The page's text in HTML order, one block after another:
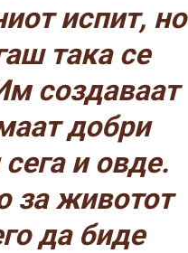
испит, но
така се
создаваат
добри
и овде.
за животот
да биде